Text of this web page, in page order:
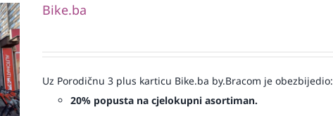
Bike.ba
Uz Porodičnu 3 plus karticu Bike.ba by.Bracom je obezbijedio:
20% popusta na cjelokupni asortiman.